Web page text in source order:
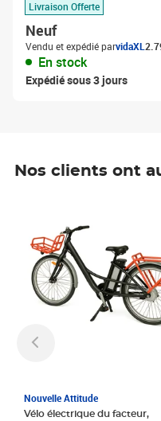
Livraison Offerte
Neuf
Vendu et expédié parvidaXL
En stock
Expédié sous 3 jours
Nos clients ont
Nouvelle Attitude
Vélo électrique du facteur,